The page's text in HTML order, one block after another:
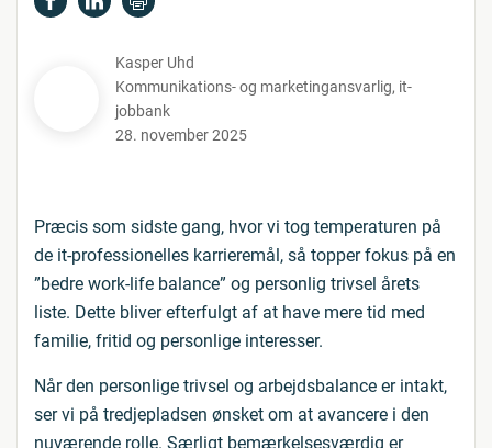
Kasper Uhd
Kommunikations- og marketingansvarlig, it-
jobbank
28. november 2025
Præcis som sidste gang, hvor vi tog temperaturen på
de it-professionelles karrieremål, så topper fokus på en
”bedre work-life balance” og personlig trivsel årets
liste. Dette bliver efterfulgt af at have mere tid med
familie, fritid og personlige interesser.
Når den personlige trivsel og arbejdsbalance er intakt,
ser vi på tredjepladsen ønsket om at avancere i den
nuværende rolle. Særligt bemærkelsesværdig er